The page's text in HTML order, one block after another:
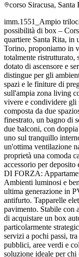
corso Siracusa,
imm.1551_Ampio
possibilità di box –
quartiere Santa Rita, in
Torino, proponiamo in
totalmente ristrutturato,
dotato di ascensore e
distingue per gli
spazi e le finiture di
sull'ampia zona living
vivere e condividere gli
composta da due
finestrato, un bagno di
due balconi, con
uno sul tranquillo
un'ottima ventilazione
proprietà una comoda
accessorio per
DI FORZA:
Ambienti luminosi e
ultima generazione in
antifurto. Tapparelle
pavimento. Stabile con
di acquistare un box
particolarmente
servizi a pochi passi,
pubblici, aree verdi e
soluzione ideale per